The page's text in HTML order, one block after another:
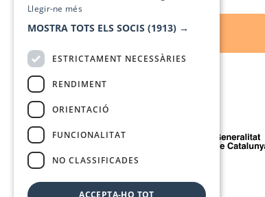
Amb el suport de
Mitjà de comunicació associat a
Llegir-ne més
MOSTRA TOTS ELS SOCIS (1913) →
ESTRICTAMENT NECESSÀRIES
RENDIMENT
ORIENTACIÓ
FUNCIONALITAT
NO CLASSIFICADES
ACCEPTA-HO TOT